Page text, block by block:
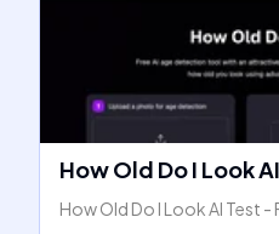
How Old Do I Look
How Old Do I Look AI Test